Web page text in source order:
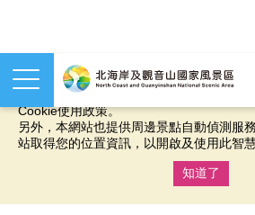
本網站使用cookies等相關技術以持續優化
您提供更佳的體驗，當您繼續使用本網站
Cookie使用政策。
另外，本網站也提供周邊景點自動偵測服
站取得您的位置資訊，以開啟及使用此智慧
知道了